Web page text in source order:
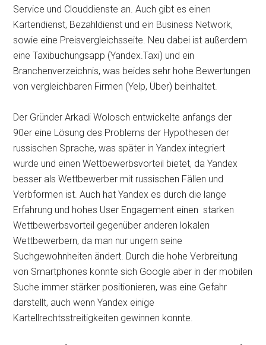
Service und Clouddienste an. Auch gibt es einen
Kartendienst, Bezahldienst und ein Business Network,
sowie eine Preisvergleichsseite. Neu dabei ist außerdem
eine Taxibuchungsapp (Yandex.Taxi) und ein
Branchenverzeichnis, was beides sehr hohe Bewertungen
von vergleichbaren Firmen (Yelp, Über) beinhaltet.
Der Gründer Arkadi Wolosch entwickelte anfangs der
90er eine Lösung des Problems der Hypothesen der
russischen Sprache, was später in Yandex integriert
wurde und einen Wettbewerbsvorteil bietet, da Yandex
besser als Wettbewerber mit russischen Fällen und
Verbformen ist. Auch hat Yandex es durch die lange
Erfahrung und hohes User Engagement einen starken
Wettbewerbsvorteil gegenüber anderen lokalen
Wettbewerbern, da man nur ungern seine
Suchgewohnheiten ändert. Durch die hohe Verbreitung
von Smartphones konnte sich Google aber in der mobilen
Suche immer stärker positionieren, was eine Gefahr
darstellt, auch wenn Yandex einige
Kartellrechtsstreitigkeiten gewinnen konnte.